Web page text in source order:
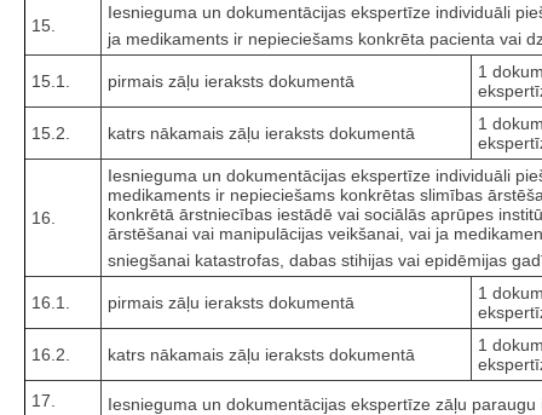
15.
Iesnieguma un dokumentācijas ekspertīze individuāli
ja medikaments ir nepieciešams konkrēta pacienta vai
15.1. pirmais zāļu ieraksts dokumentā
1
15.2. katrs nākamais zāļu ieraksts dokumentā
1
16.
Iesnieguma un dokumentācijas ekspertīze individuāli
medikaments ir nepieciešams konkrētas slimības
konkrētā ārstniecības iestādē vai sociālās aprūpes
ārstēšanai vai manipulācijas veikšanai, vai ja
sniegšanai katastrofas, dabas stihijas vai epidēmijas
16.1. pirmais zāļu ieraksts dokumentā
1
16.2. katrs nākamais zāļu ieraksts dokumentā
1
17.
Iesnieguma un dokumentācijas ekspertīze zāļu paraugu